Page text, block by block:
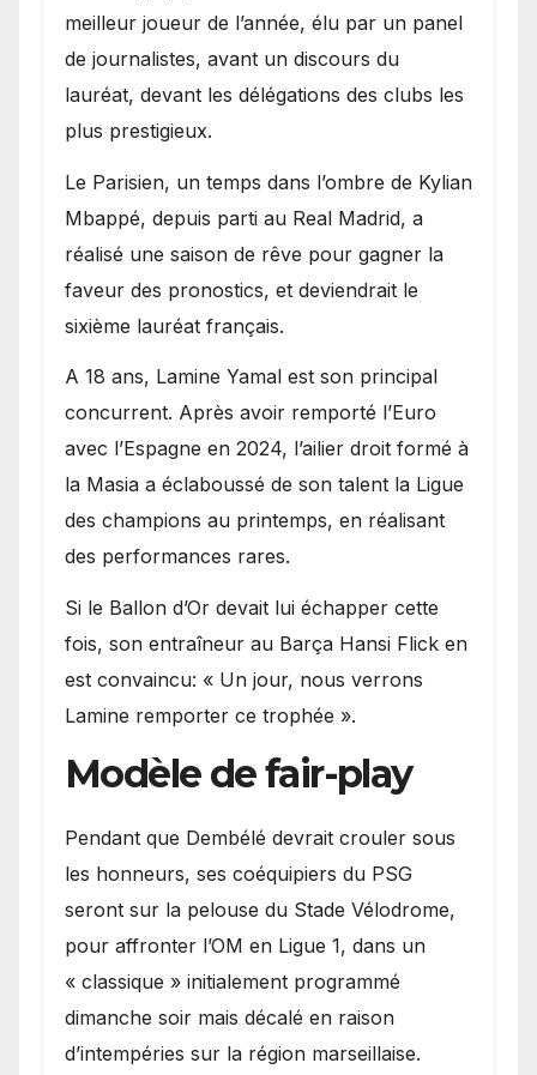
meilleur joueur de l’année, élu par un panel
de journalistes, avant un discours du
lauréat, devant les délégations des clubs les
plus prestigieux.
Le Parisien, un temps dans l’ombre de Kylian
Mbappé, depuis parti au Real Madrid, a
réalisé une saison de rêve pour gagner la
faveur des pronostics, et deviendrait le
sixième lauréat français.
A 18 ans, Lamine Yamal est son principal
concurrent. Après avoir remporté l’Euro
avec l’Espagne en 2024, l’ailier droit formé à
la Masia a éclaboussé de son talent la Ligue
des champions au printemps, en réalisant
des performances rares.
Si le Ballon d’Or devait lui échapper cette
fois, son entraîneur au Barça Hansi Flick en
est convaincu: « Un jour, nous verrons
Lamine remporter ce trophée ».
Modèle de fair-play
Pendant que Dembélé devrait crouler sous
les honneurs, ses coéquipiers du PSG
seront sur la pelouse du Stade Vélodrome,
pour affronter l’OM en Ligue 1, dans un
« classique » initialement programmé
dimanche soir mais décalé en raison
d’intempéries sur la région marseillaise.